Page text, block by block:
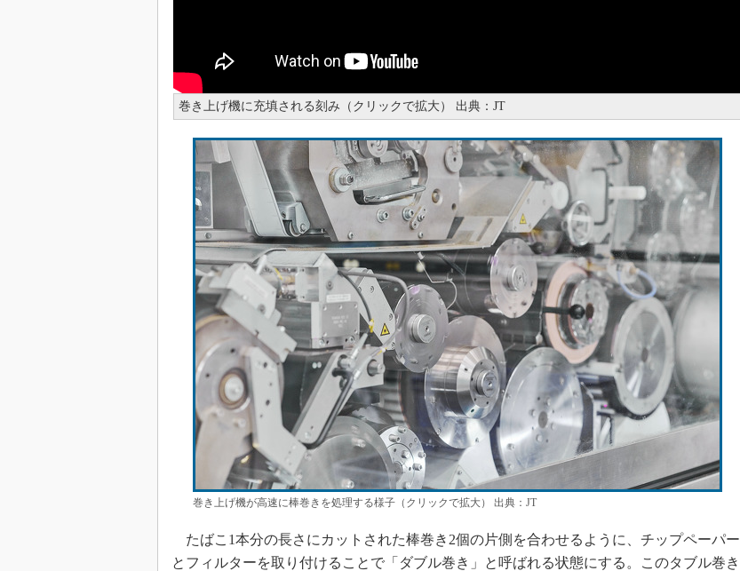
巻き上げ機に充填される刻み（クリックで拡大） 出典：JT
巻き上げ機が高速に棒巻きを処理する様子（クリックで拡大） 出典：JT
たばこ1本分の長さにカットされた棒巻き2個の片側を合わせるように、チップペーパー
とフィルターを取り付けることで「ダブル巻き」と呼ばれる状態にする。このタブル巻き